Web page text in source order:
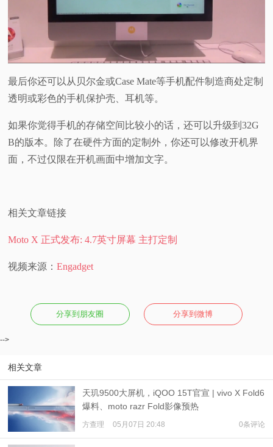
最后你还可以从贝尔金或Case Mate等手机配件制造商处定制
透明或彩色的手机保护壳、耳机等。
如果你觉得手机的存储空间比较小的话，还可以升级到32G
B的版本。除了在硬件方面的定制外，你还可以修改开机界
面，不过仅限在开机画面中增加文字。
相关文章链接
Moto X 正式发布: 4.7英寸屏幕 主打定制
视频来源：Engadget
分享到朋友圈 分享到微博
-->
相关文章
天玑9500大屏机，iQOO 15T官宣 | vivo X Fold6
爆料、moto razr Fold影像预热
方查理 05月07日 20:48 0条评论